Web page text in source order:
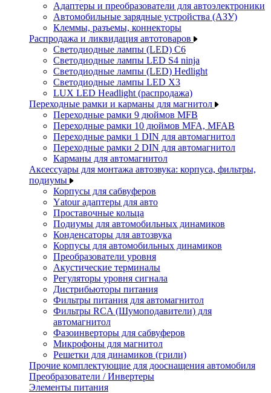
Адаптеры и преобразователи для автоэлектроники
Автомобильные зарядные устройства (АЗУ)
Клеммы, разъемы, коннекторы
Распродажа и ликвидация автотоваров
Светодиодные лампы (LED) C6
Светодиодные лампы LED S4 ninja
Светодиодные лампы (LED) Hedlight
Светодиодные лампы LED X3
LUX LED Headlight (распродажа)
Переходные рамки и карманы для магнитол
Переходные рамки 9 дюймов MFB
Переходные рамки 10 дюймов MFA, MFAB
Переходные рамки 1 DIN для автомагнитол
Переходные рамки 2 DIN для автомагнитол
Карманы для автомагнитол
Аксессуары для монтажа автозвука: корпуса, фильтры,
подиумы
Корпусы для сабвуферов
Yаtour адаптеры для авто
Проставочные кольца
Подиумы для автомобильных динамиков
Конденсаторы для автозвука
Корпусы для автомобильных динамиков
Преобразователи уровня
Акустические терминалы
Регуляторы уровня сигнала
Дистрибьюторы питания
Фильтры питания для автомагнитол
Фильтры RCA (Шумоподавители) для
автомагнитол
Фазоинверторы для сабвуферов
Микрофоны для магнитол
Решетки для динамиков (грили)
Прочие комплектующие для дооснащения автомобиля
Преобразователи / Инвертеры
Элементы питания